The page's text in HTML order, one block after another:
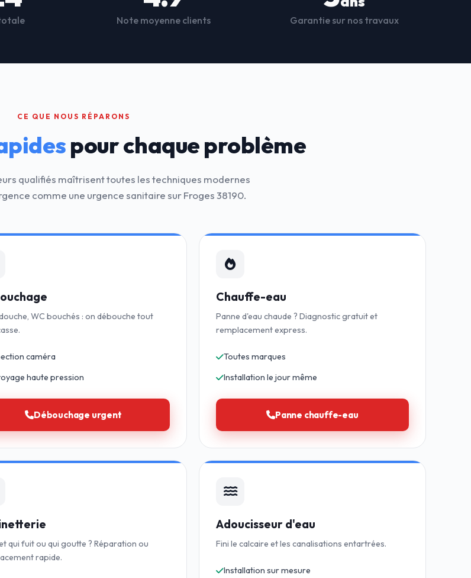
Note moyenne clients Garantie sur nos travaux
CE QUE NOUS RÉPARONS
pour chaque problème
qualifiés maîtrisent toutes les techniques modernes
comme une urgence sanitaire sur Froges 38190.
WC bouchés : on débouche tout
caméra
haute pression
Débouchage urgent
Chauffe-eau
Panne d'eau chaude ? Diagnostic gratuit et
remplacement express.
Toutes marques
Installation le jour même
Panne chauffe-eau
qui fuit ou qui goutte ? Réparation ou
rapide.
Adoucisseur d'eau
Fini le calcaire et les canalisations entartrées.
Installation sur mesure